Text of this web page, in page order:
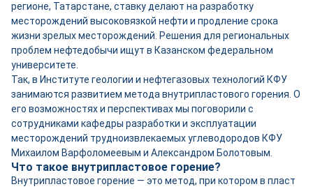
регионе, Татарстане, ставку делают на разработку
месторождений высоковязкой нефти и продление срока
жизни зрелых месторождений. Решения для региональных
проблем нефтедобычи ищут в Казанском федеральном
университете.
Так, в Институте геологии и нефтегазовых технологий КФУ
занимаются развитием метода внутрипластового горения. О
его возможностях и перспективах мы поговорили с
сотрудниками кафедры разработки и эксплуатации
месторождений трудноизвлекаемых углеводородов КФУ
Михаилом Варфоломеевым и Александром Болотовым.
Что такое внутрипластовое горение?
Внутрипластовое горение — это метод, при котором в пласт